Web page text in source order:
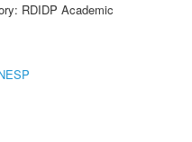
RDIDP Academic